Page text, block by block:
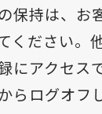
保持は、お
ください。
にアクセス
らログオフ